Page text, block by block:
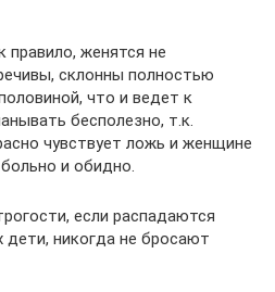
женятся не
склонны полностью
что и ведет к
бесполезно, т.к.
чувствует ложь и женщине
и обидно.
если распадаются
дети, никогда не бросают